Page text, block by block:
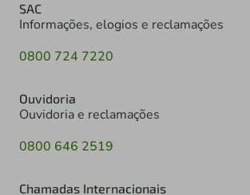
SAC
Informações, elogios e reclamações
0800 724 7220
Ouvidoria
Ouvidoria e reclamações
0800 646 2519
Chamadas Internacionais